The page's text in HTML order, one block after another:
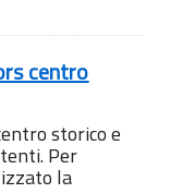
centro
storico e
Per
la